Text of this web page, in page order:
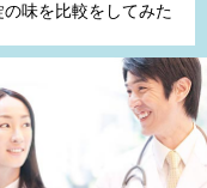
味を比較をしてみた